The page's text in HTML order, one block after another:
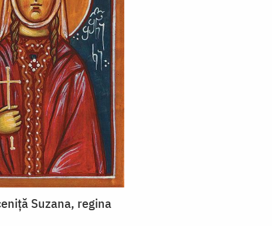
Suzana, regina